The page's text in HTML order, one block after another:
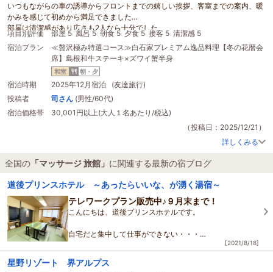
いつもながらの車の誘導からフロントまでの嬉しい挨拶、客室までの案内、暖
かみを感じて初めから満足できました
部屋は清潔感があり広さも2人なら十分でした
お風呂もゆったり、露天でのんびり、湯上りにマッサージ チェアーでリラック
ス、サウナに入らなくてもととのいます。
夕食はたくさんの人が食事をしているがご家族連れ、子供連れのかたなども楽
しく騒がしくもなく食事されてるのは食事係の接客の良さと白石屋さんの格式
のたかさだといつも感心します
朝食もいつも美味しくてたべすぎてしまいます
毎回楽しみではあるんですがなんかほっとする
従業員さんや、女将さんの笑顔でまた行きたいといつも思います
項目別評価 部屋 5 風呂 5 朝食 5 夕食 5 接客 5 清潔感 5
宿泊プラン
≪贅沢極み特選コース≫白石家プレミアム逸品料理【冬の花暦会
席】島根和牛ステーキ×ズワイ蟹半身
和室 朝・夕
宿泊時期
2025年12月宿泊 (友達旅行)
投稿者
司さん (男性/60代)
宿泊価格帯
30,001円以上(大人１名あたり/税込)
（投稿日：2025/12/21）
詳しくみる
全国の 「マッサージ 旅館」 に関連する最新の宿ブログ
道後プリンスホテル ～あったらいいな、が湧く湯宿～
テレワークプラン販売中♪９月末まで！
こんにちは、道後プリンスホテルです。
自宅だと集中して仕事ができない・・・
そんなお困りのお客様に、道プリで気分も一新！客室テレ
[2021/8/18]
星野リゾート 界アルプス